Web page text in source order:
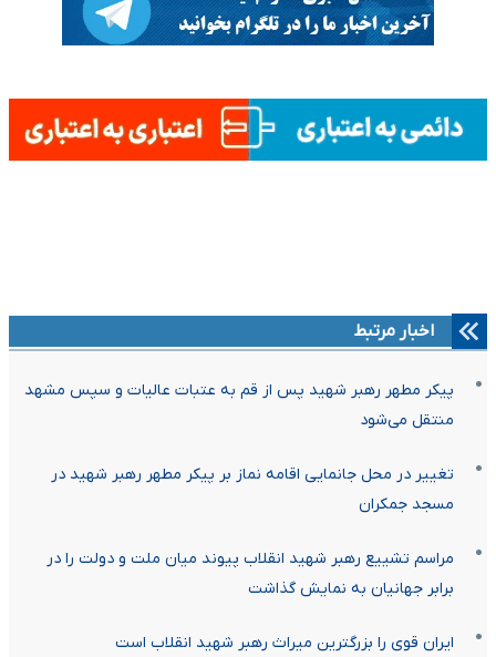
اخبار مرتبط
پیکر مطهر رهبر شهید پس از قم به عتبات عالیات و سپس مشهد
منتقل می‌شود
تغییر در محل جانمایی اقامه نماز بر پیکر مطهر رهبر شهید در
مسجد جمکران
مراسم تشییع رهبر شهید انقلاب پیوند میان ملت و دولت را در
برابر جهانیان به نمایش گذاشت
ایران قوی را بزرگترین میراث رهبر شهید انقلاب است